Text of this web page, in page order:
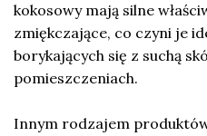
kokosowy mają silne
zmiękczające, co czyni je
borykających się z suchą
pomieszczeniach.
Innym rodzajem